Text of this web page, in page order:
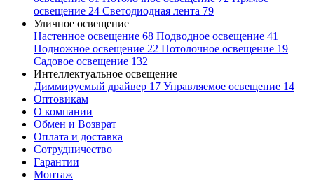
освещение 24 Светодиодная лента 79
Уличное освещение
Настенное освещение 68 Подводное освещение 41
Подножное освещение 22 Потолочное освещение 19
Садовое освещение 132
Интеллектуальное освещение
Диммируемый драйвер 17 Управляемое освещение 14
Оптовикам
О компании
Обмен и Возврат
Оплата и доставка
Сотрудничество
Гарантии
Монтаж